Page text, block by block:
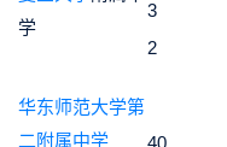
学
3
2
华东师范大学第
二附属中学